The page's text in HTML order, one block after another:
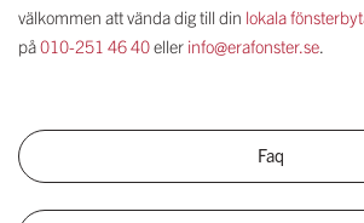
välkommen att vända dig till din lokala
på010-251 46 40eller info@erafonster.se
Faq